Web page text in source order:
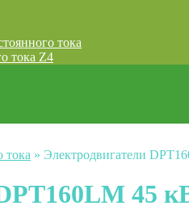
тока
тока Z4
тока » Электродвигатели
45